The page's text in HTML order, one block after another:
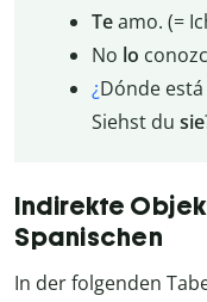
Teamo. (=
No lo
¿Dónde está
Siehst du sie
Indirekte
Spanischen
In der folgenden